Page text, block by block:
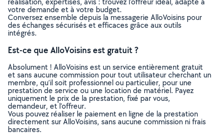
votre demande et à votre budget.
Conversez ensemble depuis la messagerie AlloVoisins pour
des échanges sécurisés et efficaces grâce aux outils
intégrés.
Est-ce que AlloVoisins est gratuit ?
Absolument ! AlloVoisins est un service entièrement gratuit
et sans aucune commission pour tout utilisateur cherchant un
membre, qu’il soit professionnel ou particulier, pour une
prestation de service ou une location de matériel. Payez
uniquement le prix de la prestation, fixé par vous,
demandeur, et l’offreur.
Vous pouvez réaliser le paiement en ligne de la prestation
directement sur AlloVoisins, sans aucune commission ni frais
bancaires.